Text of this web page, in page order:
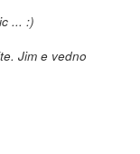
... :)
Jim e vedno